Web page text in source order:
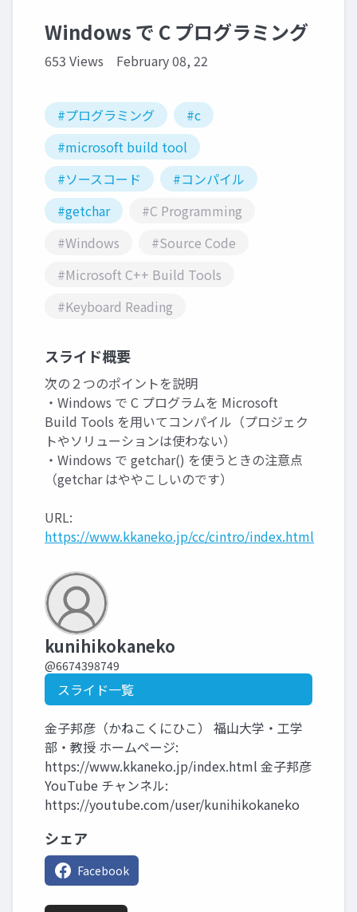
Windows で C プログラミング
653 Views February 08, 22
#プログラミング
#c
#microsoft build tool
#ソースコード
#コンパイル
#getchar
#C Programming
#Windows
#Source Code
#Microsoft C++ Build Tools
#Keyboard Reading
スライド概要
次の２つのポイントを説明
・Windows で C プログラムを Microsoft
Build Tools を用いてコンパイル（プロジェク
トやソリューションは使わない）
・Windows で getchar() を使うときの注意点
（getchar はややこしいのです）
URL:
https://www.kkaneko.jp/cc/cintro/index.html
kunihikokaneko
@6674398749
スライド一覧
金子邦彦（かねこくにひこ） 福山大学・工学
部・教授 ホームページ:
https://www.kkaneko.jp/index.html 金子邦彦
YouTube チャンネル:
https://youtube.com/user/kunihikokaneko
シェア
Facebook